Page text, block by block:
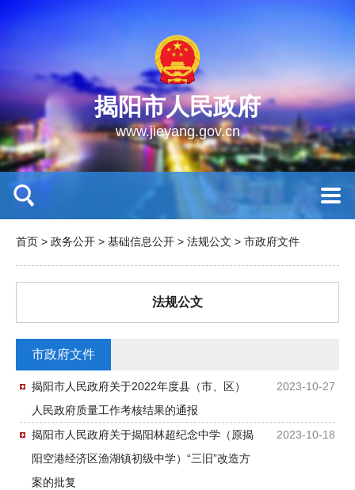
揭阳市人民政府
www.jieyang.gov.cn
首页 > 政务公开 > 基础信息公开 > 法规公文 > 市政府文件
法规公文
市政府文件
2023-10-27
揭阳市人民政府关于2022年度县（市、区）
人民政府质量工作考核结果的通报
2023-10-18
揭阳市人民政府关于揭阳林超纪念中学（原揭
阳空港经济区渔湖镇初级中学）“三旧”改造方
案的批复